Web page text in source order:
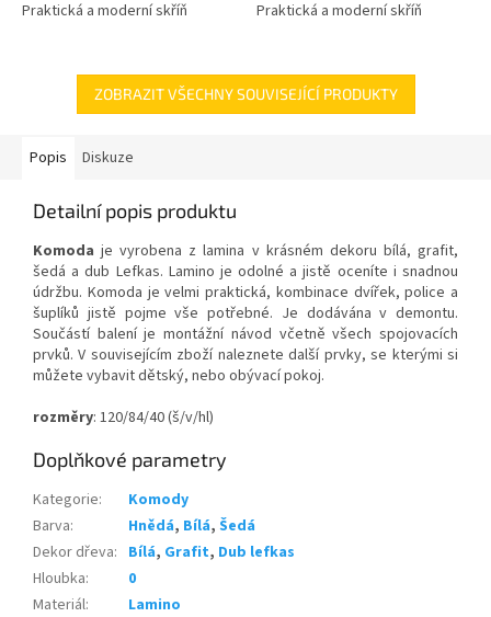
Praktická a moderní skříň Praktická a moderní skříň
ZOBRAZIT VŠECHNY SOUVISEJÍCÍ PRODUKTY
Popis Diskuze
Detailní popis produktu
Komodaje vyrobena z lamina v krásném dekoru bílá, grafit,
šedá a dub Lefkas. Lamino je odolné a jistě oceníte i snadnou
údržbu. Komoda je velmi praktická, kombinace dvířek, police a
šuplíků jistě pojme vše potřebné. Je dodávána v demontu.
Součástí balení je montážní návod včetně všech spojovacích
prvků.V souvisejícím zboží naleznete další prvky, se kterými si
můžete vybavit dětský, nebo obývací pokoj.
rozměry: 120/84/40 (š/v/hl)
Doplňkové parametry
Kategorie:
Komody
Barva: Hnědá, Bílá, Šedá
Dekor dřeva: Bílá, Grafit, Dub lefkas
Hloubka:
0
Materiál:
Lamino